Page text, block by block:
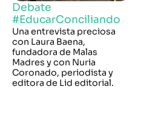
Debate
#EducarConciliando
Una entrevista preciosa
con Laura Baena,
fundadora de Malas
Madres y con Nuria
Coronado, periodista y
editora de Lid editorial.